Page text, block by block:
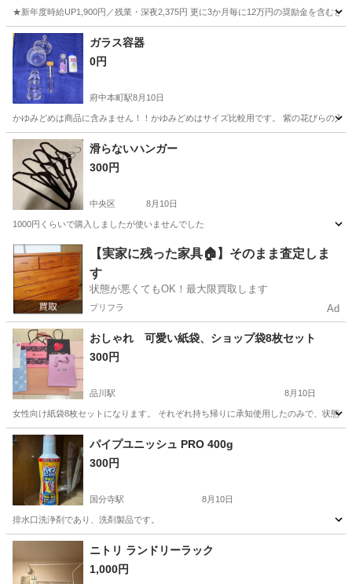
★新年度時給UP1,900円／残業・深夜2,375円 更に3か月毎に12万円の奨励金を含む
神奈川 藤沢市 その他
ガラス容器
0円
府中本町駅8月10日
かゆみどめは商品に含みません！！かゆみどめはサイズ比較用です。 紫の花びらの
東京 府中市 府中本町駅 その他
滑らないハンガー
300円
中央区 8月10日
1000円くらいで購入しましたが使いませんでした
東京 中央区 洗濯用品
【実家に残った家具🏠】そのまま査定しま
す
状態が悪くてもOK！最大限買取します
プリフラ Ad
おしゃれ 可愛い紙袋、ショップ袋8枚セット
300円
品川駅 8月10日
女性向け紙袋8枚セットになります。 それぞれ持ち帰りに承知使用したのみで、状態
東京 港区 品川駅
パイプユニッシュ PRO 400g
300円
国分寺駅 8月10日
排水口洗浄剤であり、洗剤製品です。
東京 国分寺市 国分寺駅 家庭用品
ニトリ ランドリーラック
1,000円